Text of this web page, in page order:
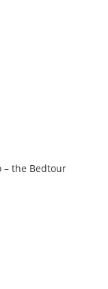
– the Bedtour